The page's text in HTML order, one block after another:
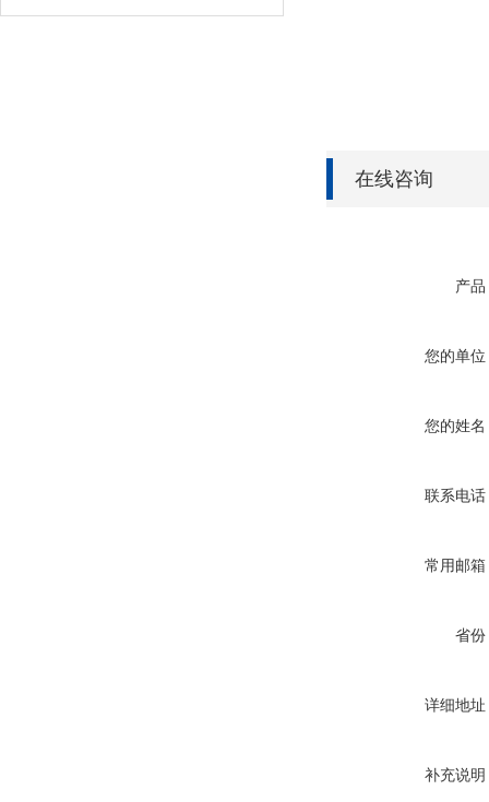
在线咨询
产品
您的单位
您的姓名
联系电话
常用邮箱
省份
详细地址
补充说明